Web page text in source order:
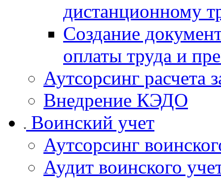
дистанционному
Создание
оплаты труда и
Аутсорсинг расчета
Внедрение КЭДО
Воинский учет
Аутсорсинг
Аудит воинского